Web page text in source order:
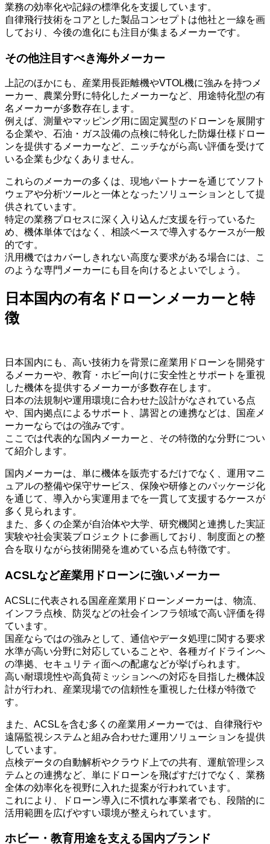
業務の効率化や記録の標準化を支援しています。
自律飛行技術をコアとした製品コンセプトは他社と一線を画
しており、今後の進化にも注目が集まるメーカーです。
その他注目すべき海外メーカー
上記のほかにも、産業用長距離機やVTOL機に強みを持つメ
ーカー、農業分野に特化したメーカーなど、用途特化型の有
名メーカーが多数存在します。
例えば、測量やマッピング用に固定翼型のドローンを展開す
る企業や、石油・ガス設備の点検に特化した防爆仕様ドロー
ンを提供するメーカーなど、ニッチながら高い評価を受けて
いる企業も少なくありません。
これらのメーカーの多くは、現地パートナーを通じてソフト
ウェアや分析ツールと一体となったソリューションとして提
供されています。
特定の業務プロセスに深く入り込んだ支援を行っているた
め、機体単体ではなく、相談ベースで導入するケースが一般
的です。
汎用機ではカバーしきれない高度な要求がある場合には、こ
のような専門メーカーにも目を向けるとよいでしょう。
日本国内の有名ドローンメーカーと特
徴
日本国内にも、高い技術力を背景に産業用ドローンを開発す
るメーカーや、教育・ホビー向けに安全性とサポートを重視
した機体を提供するメーカーが多数存在します。
日本の法規制や運用環境に合わせた設計がなされている点
や、国内拠点によるサポート、講習との連携などは、国産メ
ーカーならではの強みです。
ここでは代表的な国内メーカーと、その特徴的な分野につい
て紹介します。
国内メーカーは、単に機体を販売するだけでなく、運用マニ
ュアルの整備や保守サービス、保険や研修とのパッケージ化
を通じて、導入から実運用までを一貫して支援するケースが
多く見られます。
また、多くの企業が自治体や大学、研究機関と連携した実証
実験や社会実装プロジェクトに参画しており、制度面との整
合を取りながら技術開発を進めている点も特徴です。
ACSLなど産業用ドローンに強いメーカー
ACSLに代表される国産産業用ドローンメーカーは、物流、
インフラ点検、防災などの社会インフラ領域で高い評価を得
ています。
国産ならではの強みとして、通信やデータ処理に関する要求
水準が高い分野に対応していることや、各種ガイドラインへ
の準拠、セキュリティ面への配慮などが挙げられます。
高い耐環境性や高負荷ミッションへの対応を目指した機体設
計が行われ、産業現場での信頼性を重視した仕様が特徴で
す。
また、ACSLを含む多くの産業用メーカーでは、自律飛行や
遠隔監視システムと組み合わせた運用ソリューションを提供
しています。
点検データの自動解析やクラウド上での共有、運航管理シス
テムとの連携など、単にドローンを飛ばすだけでなく、業務
全体の効率化を視野に入れた提案が行われています。
これにより、ドローン導入に不慣れな事業者でも、段階的に
活用範囲を広げやすい環境が整えられています。
ホビー・教育用途を支える国内ブランド